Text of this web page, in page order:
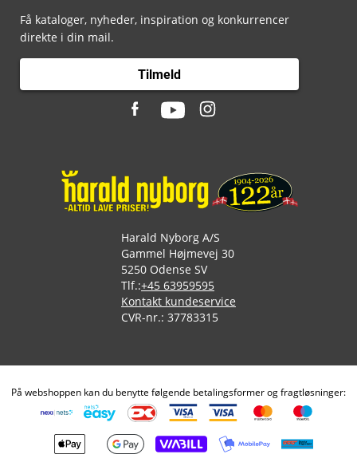
Få kataloger, nyheder, inspiration og konkurrencer
direkte i din mail.
Tilmeld
Harald Nyborg A/S
Gammel Højmevej 30
5250 Odense SV
Tlf.:+45 63959595
Kontakt kundeservice
CVR-nr.: 37783315
På webshoppen kan du benytte følgende betalingsformer og fragtløsninger: